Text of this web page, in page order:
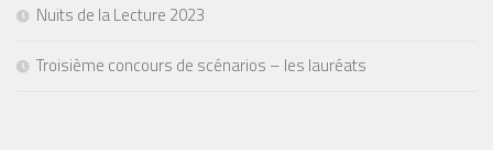
Nuits de la Lecture 2023
Troisième concours de scénarios – les lauréats